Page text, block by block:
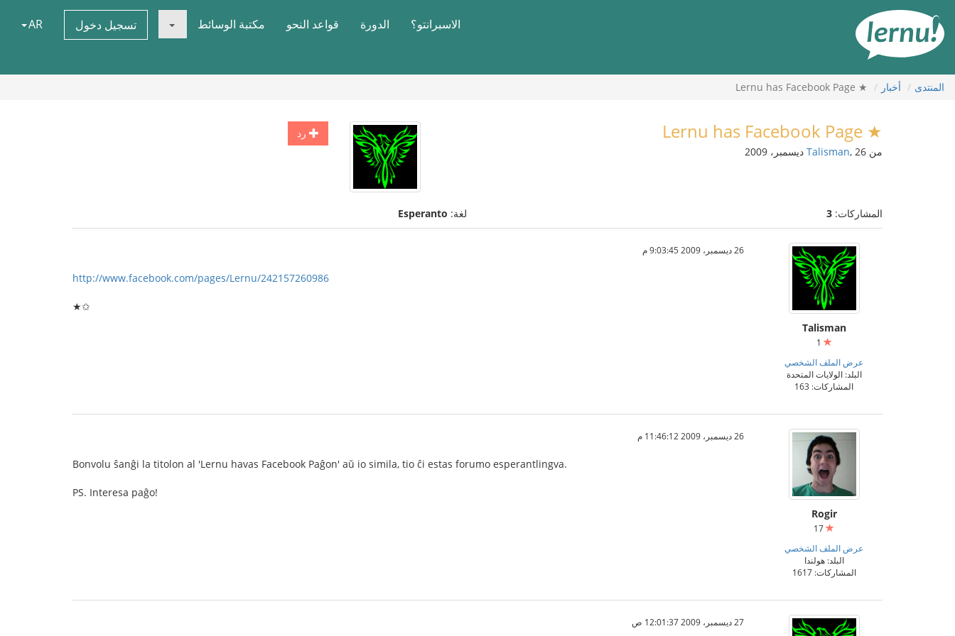
المحتويات
الاسبرانتو؟ الدورة قواعد النحو مكتبة الوسائط تسجيل دخول AR
المنتدى أخبار ★ Lernu has Facebook Page
رد ★ Lernu has Facebook Page
من Talisman, 26 ديسمبر، 2009
المشاركات: 3 لغة: Esperanto
Talisman
عرض الملف الشخصي
البلد: الولايات المتحدة
المشاركات: 163
26 ديسمبر، 2009 9:03:45 م
http://www.facebook.com/pages/Lernu/242157260986
★✩
Rogir
عرض الملف الشخصي
البلد: هولندا
المشاركات: 1617
26 ديسمبر، 2009 11:46:12 م
Bonvolu ŝanĝi la titolon al 'Lernu havas Facebook Paĝon' aŭ io simila, tio ĉi estas forumo esperantlingva.
PS. Interesa paĝo!
27 ديسمبر، 2009 12:01:37 ص